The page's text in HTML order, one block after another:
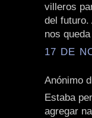
villeros
del futuro.
nos
17 DE
Anónimo
Estaba
agregar